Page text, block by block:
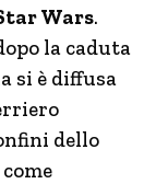
Wars.
la caduta
si è diffusa
dello